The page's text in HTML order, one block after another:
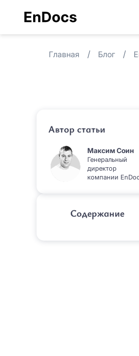
Главная Блог
Автор статьи
Максим Соин
Генеральный
директор
компании
Содержание